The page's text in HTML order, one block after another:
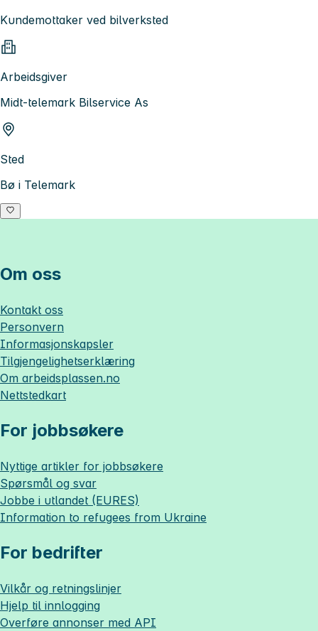
Kundemottaker ved bilverksted
Arbeidsgiver
Midt-telemark Bilservice As
Sted
Bø i Telemark
Om oss
Kontakt oss
Personvern
Informasjonskapsler
Tilgjengelighetserklæring
Om arbeidsplassen.no
Nettstedkart
For jobbsøkere
Nyttige artikler for jobbsøkere
Spørsmål og svar
Jobbe i utlandet (EURES)
Information to refugees from Ukraine
For bedrifter
Vilkår og retningslinjer
Hjelp til innlogging
Overføre annonser med API